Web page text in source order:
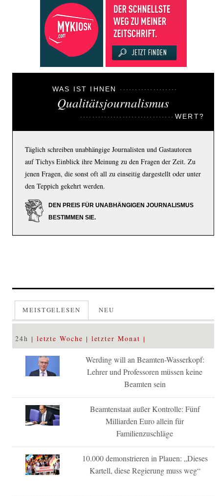
WAS IST IHNEN
Qualitätsjournalismus
WERT?
Täglich schreiben unabhängige Journalisten und Gastautoren
auf Tichys Einblick ihre Meinung zu den Fragen der Zeit. Zu
jenen Fragen, die sonst oft all zu einseitig dargestellt oder unter
den Teppich gekehrt werden.
DEN PREIS FÜR UNABHÄNGIGEN JOURNALISMUS
BESTIMMEN SIE.
MEISTGELESEN NEU
24h letzte Woche letzter Monat
Werding will an Beamten-Wasserkopf:
Lehrer und Professoren müssen keine
Beamten sein
Beamtenstaat außer Kontrolle: Fünf
Milliarden Euro allein für
Familienzuschläge
10.000 demonstrieren in Plauen: „Dieses
Kartell, diese Regierung muss weg“